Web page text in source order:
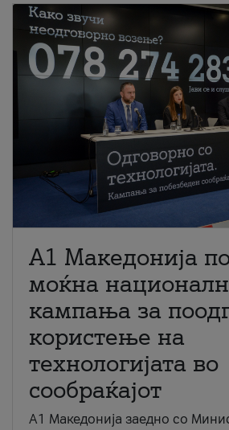
A1 Македонија
моќна
кампања за
користење на
технологијата во
сообраќајот
A1 Македонија заедно со